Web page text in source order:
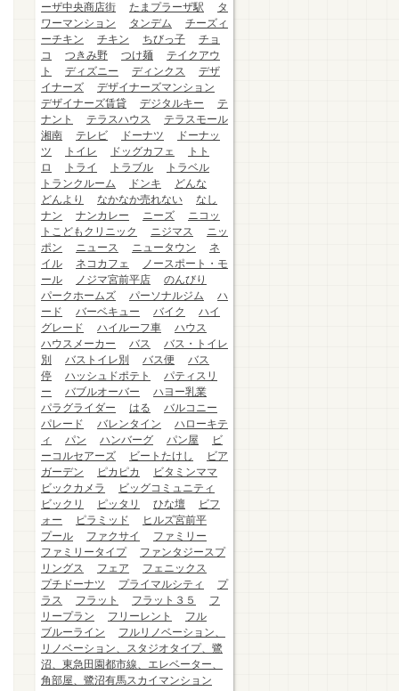
ーザ中央商店街
たまプラーザ駅
タ
ワーマンション
タンデム
チーズィ
ーチキン
チキン ちびっ子
チョ
コ
つきみ野 つけ麺
テイクアウ
ト
ディズニー ディンクス
デザ
イナーズ
デザイナーズマンション
デザイナーズ賃貸
デジタルキー
テ
ナント
テラスハウス
テラスモール
湘南
テレビ ドーナツ
ドーナッ
ツ
トイレ ドッグカフェ
トト
ロ
トライ トラブル
トラベル
トランクルーム
ドンキ
どんな
どんより
なかなか売れない
なし
ナン
ナンカレー ニーズ
ニコッ
トこどもクリニック
ニジマス
ニッ
ポン
ニュース ニュータウン
ネ
イル
ネコカフェ
ノースポート・モ
ール
ノジマ宮前平店
のんびり
パークホームズ
パーソナルジム
ハ
ード
バーベキュー バイク
ハイ
グレード
ハイルーフ車
ハウス
ハウスメーカー
バス
バス・トイレ
別
バストイレ別 バス便
バス
停
ハッシュドポテト
パティスリ
ー
バブルオーバー
ハヨー乳業
パラグライダー
はる
バルコニー
パレード
バレンタイン
ハローキテ
ィ
パン ハンバーグ パン屋
ビ
ーコルセアーズ
ビートたけし
ビア
ガーデン
ピカピカ
ビタミンママ
ビックカメラ
ビッグコミュニティ
ビックリ
ピッタリ ひな壇
ビフ
ォー
ピラミッド
ヒルズ宮前平
プール
ファクサイ
ファミリー
ファミリータイプ
ファンタジースプ
リングス
フェア
フェニックス
プチドーナツ
プライマルシティ
プ
ラス
フラット フラット３５
フ
リープラン
フリーレント
フル
ブルーライン
フルリノベーション、
リノベーション、スタジオタイプ、鷺
沼、東急田園都市線、エレベーター、
角部屋、鷺沼有馬スカイマンション